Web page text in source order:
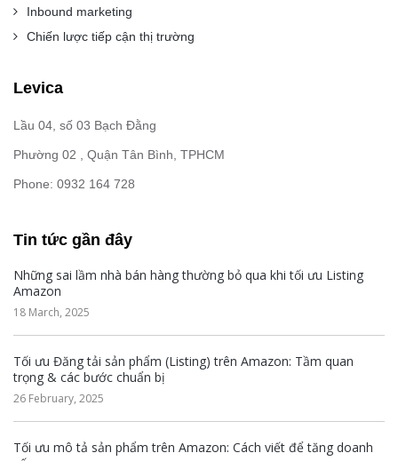
Inbound marketing
Chiến lược tiếp cận thị trường
Levica
Lầu 04, số 03 Bạch Đằng
Phường 02 , Quận Tân Bình, TPHCM
Phone: 0932 164 728
Tin tức gần đây
Những sai lầm nhà bán hàng thường bỏ qua khi tối ưu Listing
Amazon
18 March, 2025
Tối ưu Đăng tải sản phẩm (Listing) trên Amazon: Tầm quan
trọng & các bước chuẩn bị
26 February, 2025
Tối ưu mô tả sản phẩm trên Amazon: Cách viết để tăng doanh